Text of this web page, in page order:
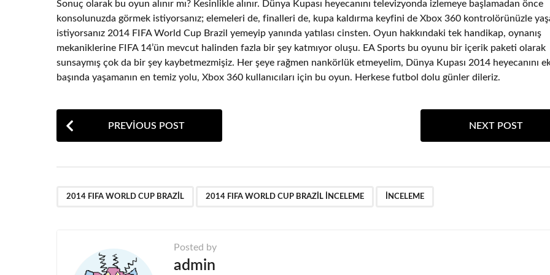
Sonuç olarak bu oyun alınır mı? Kesinlikle alınır. Dünya Kupası heyecanını televizyonda izlemeye başlamadan önce
konsolunuzda görmek istiyorsanız; elemeleri de, finalleri de, kupa kaldırma keyfini de Xbox 360 kontrolörünüzle
istiyorsanız 2014 FIFA World Cup Brazil yemeyip yanında yatılası cinsten. Oyun hakkındaki tek handikap, oynanış
mekaniklerine FIFA 14’ün mevcut halinden fazla bir şey katmıyor oluşu. EA Sports bu oyunu bir içerik paketi olarak
sunsaymış çok da bir şey kaybetmezmişiz. Her şeye rağmen nankörlük etmeyelim, Dünya Kupası 2014 heyecanını
başında yaşamanın en temiz yolu, Xbox 360 kullanıcıları için bu oyun. Herkese futbol dolu günler dileriz.
o
P
PREVIOUS POST NEXT POST
2014 FIFA WORLD CUP BRAZIL 2014 FIFA WORLD CUP BRAZIL INCELEME INCELEME
Posted by
admin